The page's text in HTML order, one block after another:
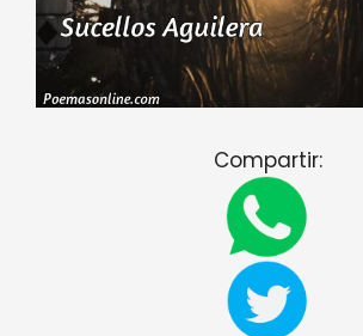
Compartir: